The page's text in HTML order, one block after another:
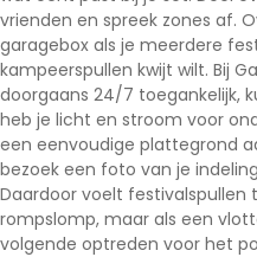
vrienden en spreek zones af.
garagebox als je meerdere
kampeerspullen kwijt wilt. Bij
doorgaans 24/7 toegankelijk,
heb je licht en stroom voor
een eenvoudige plattegrond
bezoek een foto van je
Daardoor voelt festivalspullen
rompslomp, maar als een
volgende optreden voor het